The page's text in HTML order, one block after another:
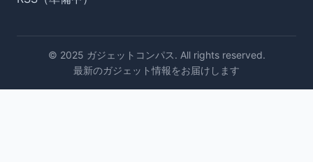
© 2025 ガジェットコンパス. All rights reserved.
最新のガジェット情報をお届けします